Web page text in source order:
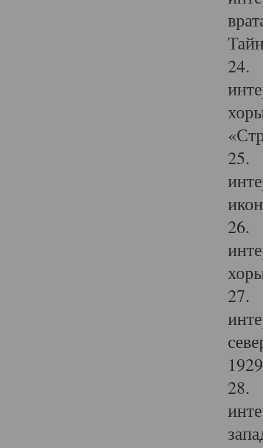
24.
25.
26.
27.
28.